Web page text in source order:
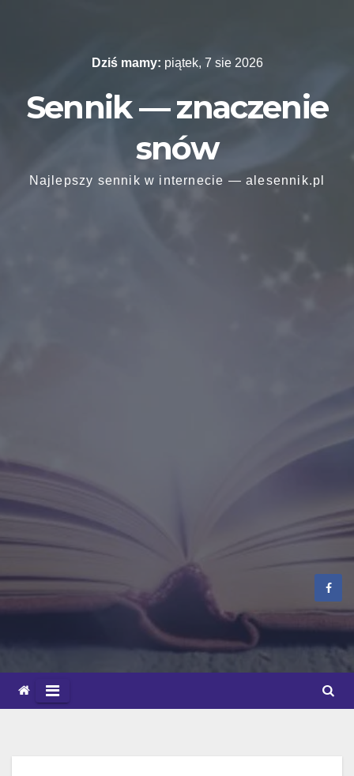
Dziś mamy: piątek, 7 sie 2026
Sennik — znaczenie
snów
Najlepszy sennik w internecie — alesennik.pl